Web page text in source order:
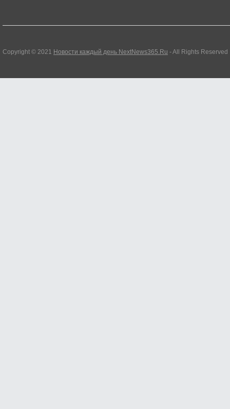
Copyright © 2021 Новости каждый день NextNews365.Ru - All Rights Reserved